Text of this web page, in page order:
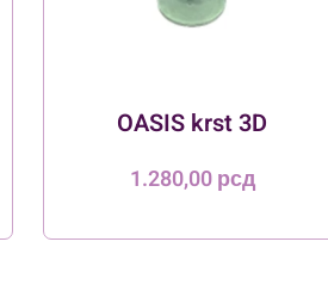
OASIS krst 3D
1.280,00рсд